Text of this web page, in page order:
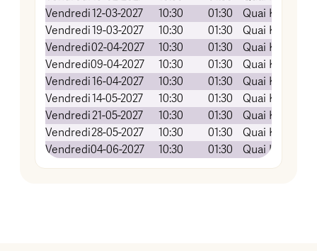
Vendredi12-03-2027 10:30 01:30
Quai Koch
Vendredi19-03-2027 10:30 01:30
Quai Koch
Vendredi02-04-2027 10:30 01:30
Quai Koch
Vendredi09-04-2027 10:30 01:30
Quai Koch
Vendredi16-04-2027 10:30 01:30
Quai Koch
Vendredi14-05-2027 10:30 01:30
Quai Koch
Vendredi 21-05-2027 10:30 01:30
Quai Koch
Vendredi28-05-2027 10:30 01:30
Quai Koch
Vendredi04-06-2027 10:30 01:30 Quai Koch